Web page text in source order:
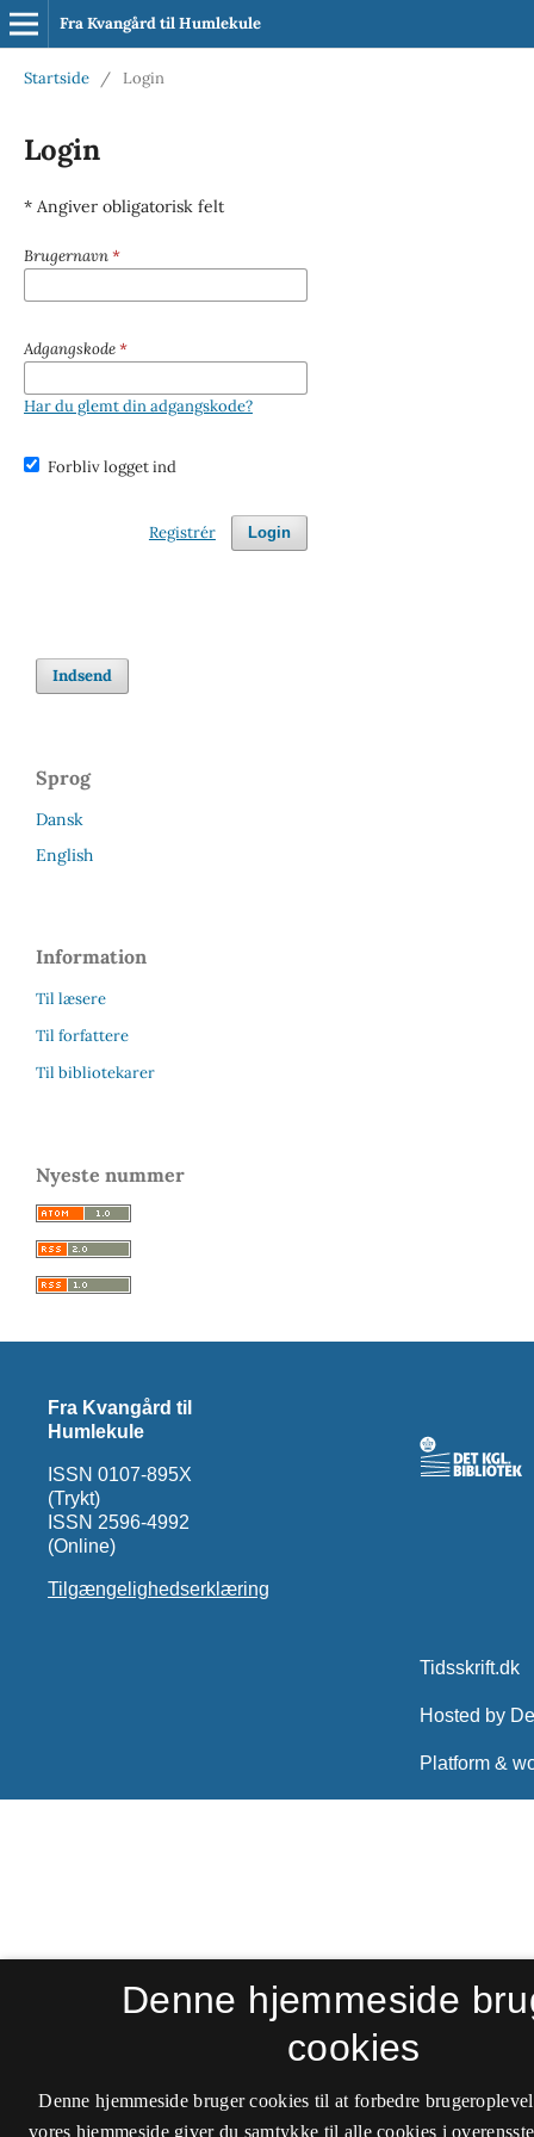
Fra Kvangård til Humlekule
Startside / Login
Login
* Angiver obligatorisk felt
Brugernavn*
Adgangskode*
Har du glemt din adgangskode?
Forbliv logget ind
Login
Registrér
Indsend
Sprog
Dansk
English
Information
Til læsere
Til forfattere
Til bibliotekarer
Nyeste nummer
Fra Kvangård til
Humlekule
ISSN 0107-895X
(Trykt)
ISSN 2596-4992
(Online)
Tilgængelighedserklæring
Denne hjemmeside
cookies
Denne hjemmeside bruger cookies til at forbedre
vores hjemmeside giver du samtykke til alle cookies i